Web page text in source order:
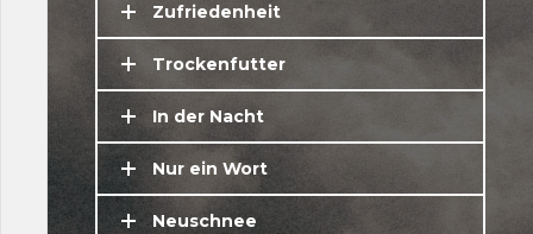
Zufriedenheit
Trockenfutter
In der Nacht
Nur ein Wort
Neuschnee